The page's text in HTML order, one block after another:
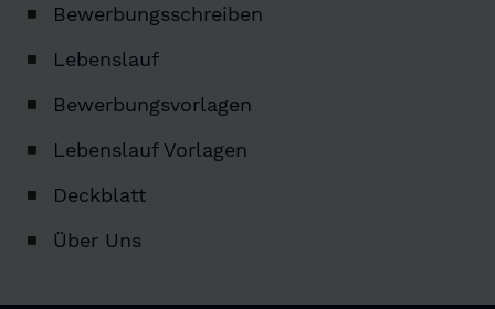
Bewerbungsschreiben
Lebenslauf
Bewerbungsvorlagen
Lebenslauf Vorlagen
Deckblatt
Über Uns